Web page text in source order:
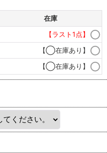
在庫
【ラスト1点】
【◯在庫あり】
【◯在庫あり】